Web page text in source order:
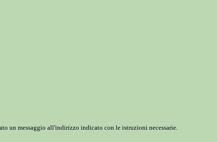
un messaggio all'indirizzo indicato con le istruzioni necessarie.